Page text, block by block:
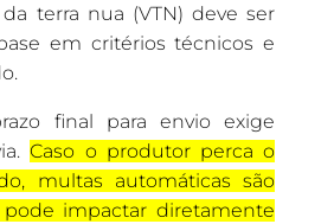
terra nua (VTN) deve ser
em critérios técnicos e
final para envio exige
Caso o produtor perca o
multas automáticas são
impactar diretamente